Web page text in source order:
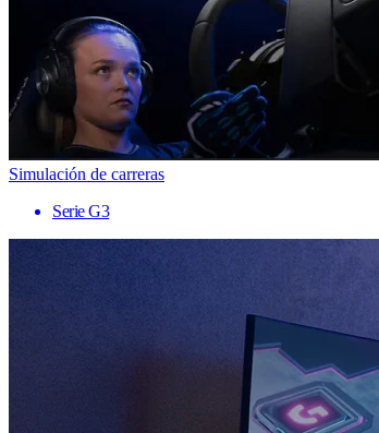
Simulación de carreras
Serie G3